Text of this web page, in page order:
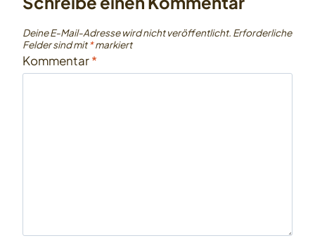
Deine E-Mail-Adresse wird nicht veröffentlicht. Erforderliche
Felder sind mit *markiert
Kommentar*